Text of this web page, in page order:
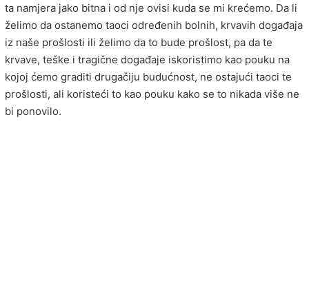
ta namjera jako bitna i od nje ovisi kuda se mi krećemo. Da li
želimo da ostanemo taoci određenih bolnih, krvavih događaja
iz naše prošlosti ili želimo da to bude prošlost, pa da te
krvave, teške i tragične događaje iskoristimo kao pouku na
kojoj ćemo graditi drugačiju budućnost, ne ostajući taoci te
prošlosti, ali koristeći to kao pouku kako se to nikada više ne
bi ponovilo.